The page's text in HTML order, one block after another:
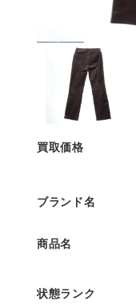
買取価格
ブランド名
商品名
状態ランク